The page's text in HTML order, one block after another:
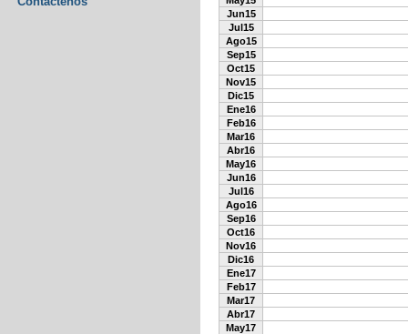
Jun15
Jul15
Ago15
Sep15
Oct15
Nov15
Dic15
Ene16
Feb16
Mar16
Abr16
May16
Jun16
Jul16
Ago16
Sep16
Oct16
Nov16
Dic16
Ene17
Feb17
Mar17
Abr17
May17